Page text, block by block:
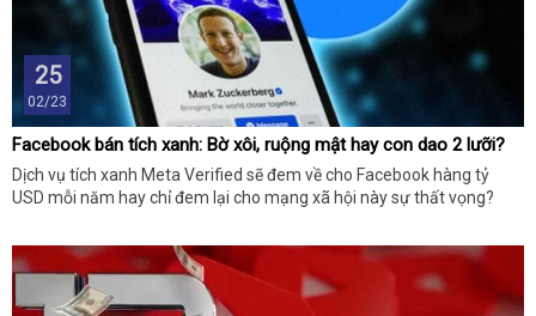
25
02/23
Facebook bán tích xanh: Bờ xôi, ruộng mật hay con dao 2 lưỡi?
Dịch vụ tích xanh Meta Verified sẽ đem về cho Facebook hàng tỷ
USD mỗi năm hay chỉ đem lại cho mạng xã hội này sự thất vọng?